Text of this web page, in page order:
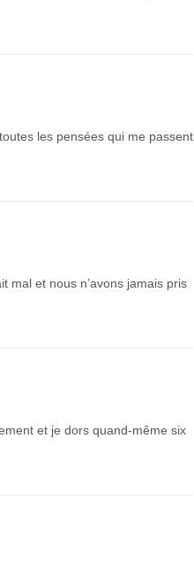
les pensées qui me passent
mal et nous n’avons jamais pris
et je dors quand-même six